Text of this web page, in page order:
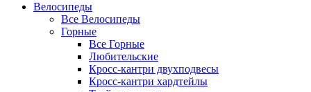
Велосипеды
Все Велосипеды
Горные
Все Горные
Любительские
Кросс-кантри двухподвесы
Кросс-кантри хардтейлы